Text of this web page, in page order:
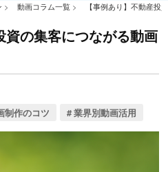
> 動画コラム一覧 > 【事例あり】不動産投
資の集客につながる動画
制作のコツ 業界別動画活用